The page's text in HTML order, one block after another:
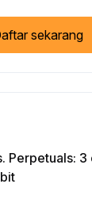
sekarang
Perpetuals: 3